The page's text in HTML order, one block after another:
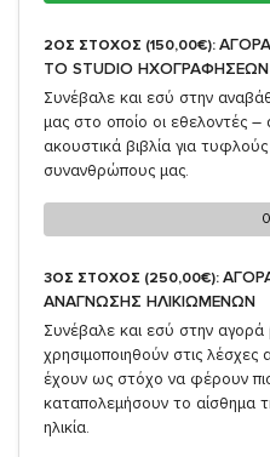
2ΟΣ ΣΤΟΧΟΣ (150,00€): ΑΓΟΡΑ
TO STUDIO ΗΧΟΓΡΑΦΗΣΕΩΝ
Συνέβαλε και εσύ στην
μας στο οποίο οι εθελοντές
ακουστικά βιβλία για
συνανθρώπους μας.
3ΟΣ ΣΤΟΧΟΣ (250,00€):
ΑΝΑΓΝΩΣΗΣ ΗΛΙΚΙΩΜΕΝΩΝ
Συνέβαλε και εσύ στην αγορά
χρησιμοποιηθούν στις
έχουν ως στόχο να φέρουν πιο
καταπολεμήσουν το αίσθημα
ηλικία.